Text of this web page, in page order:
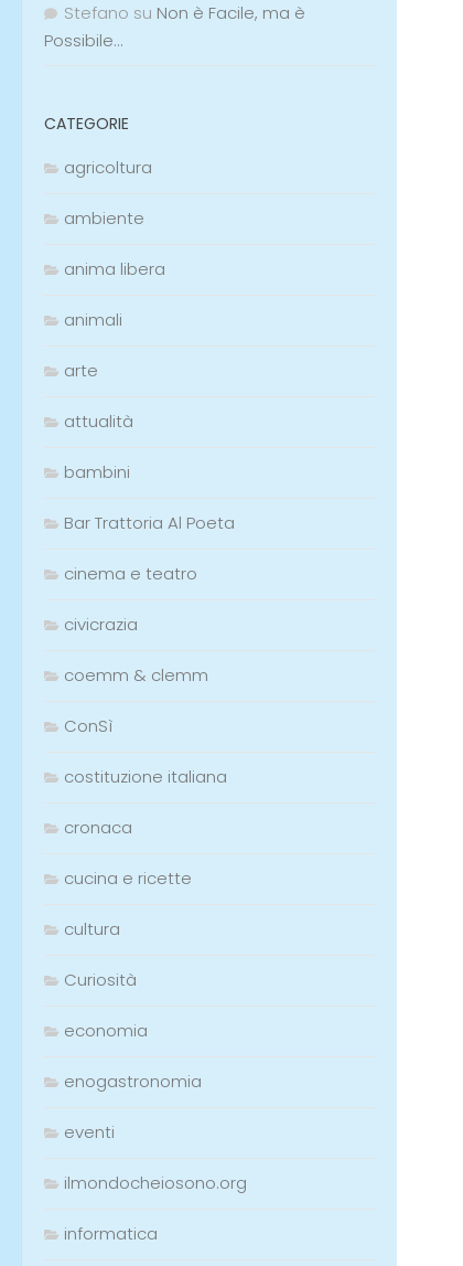
Stefano su Non è Facile, ma è
Possibile…
CATEGORIE
agricoltura
ambiente
anima libera
animali
arte
attualità
bambini
Bar Trattoria Al Poeta
cinema e teatro
civicrazia
coemm & clemm
ConSì
costituzione italiana
cronaca
cucina e ricette
cultura
Curiosità
economia
enogastronomia
eventi
ilmondocheiosono.org
informatica